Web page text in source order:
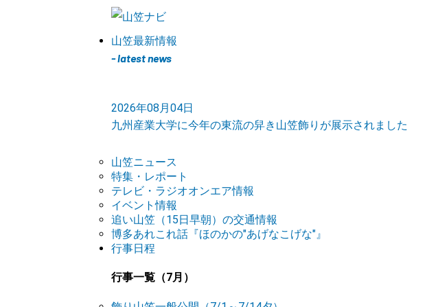
山笠最新情報
- latest news
2026年08月04日
九州産業大学に今年の東流の舁き山笠飾りが展示されました
山笠ニュース
特集・レポート
テレビ・ラジオオンエア情報
イベント情報
追い山笠（15日早朝）の交通情報
博多あれこれ話『ほのかの"あげなこげな"』
行事日程
行事一覧（7月）